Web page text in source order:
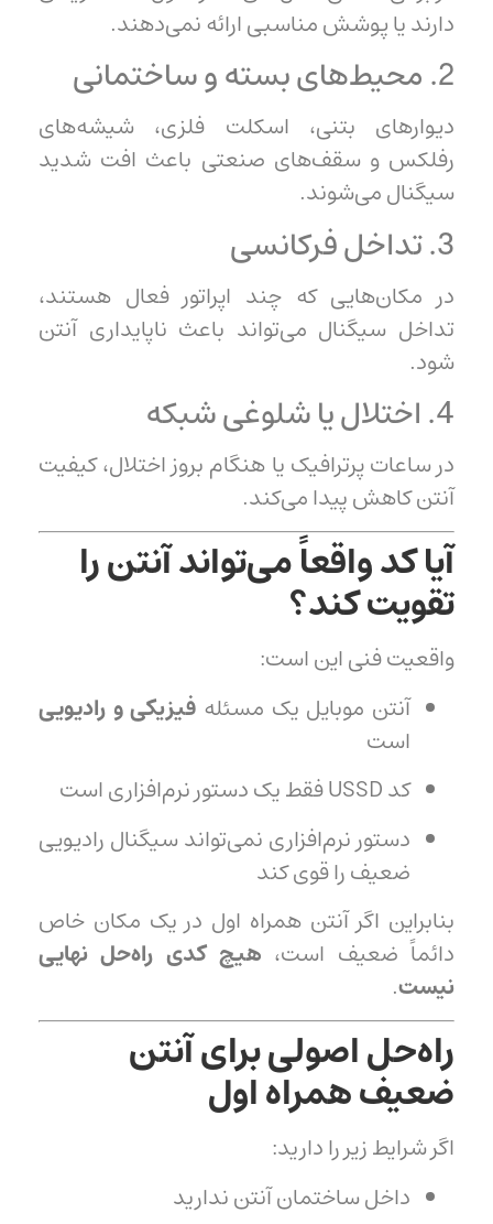
دارند یا پوشش مناسبی ارائه نمی‌دهند.
2. محیط‌های بسته و ساختمانی
دیوارهای بتنی، اسکلت فلزی، شیشه‌های
رفلکس و سقف‌های صنعتی باعث افت شدید
سیگنال می‌شوند.
3. تداخل فرکانسی
در مکان‌هایی که چند اپراتور فعال هستند،
تداخل سیگنال می‌تواند باعث ناپایداری آنتن
شود.
4. اختلال یا شلوغی شبکه
در ساعات پرترافیک یا هنگام بروز اختلال، کیفیت
آنتن کاهش پیدا می‌کند.
آیا کد واقعاً می‌تواند آنتن را
تقویت کند؟
واقعیت فنی این است:
آنتن موبایل یک مسئله فیزیکی و رادیویی
است
کد USSD فقط یک دستور نرم‌افزاری است
دستور نرم‌افزاری نمی‌تواند سیگنال رادیویی
ضعیف را قوی کند
بنابراین اگر آنتن همراه اول در یک مکان خاص
دائماً ضعیف است، هیچ کدی راه‌حل نهایی
نیست.
راه‌حل اصولی برای آنتن
ضعیف همراه اول
اگر شرایط زیر را دارید:
داخل ساختمان آنتن ندارید